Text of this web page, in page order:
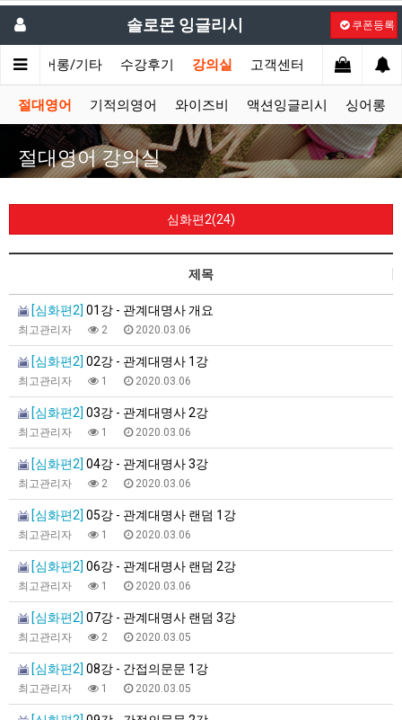
솔로몬 잉글리시 쿠폰등록
싱어롱/기타 수강후기 강의실 고객센터
절대영어 기적의영어 와이즈비 액션잉글리시 싱어롱
절대영어 강의실
심화편2(24)
제목
[심화편2] 01강 - 관계대명사 개요
최고관리자 2 2020.03.06
[심화편2] 02강 - 관계대명사 1강
최고관리자 1 2020.03.06
[심화편2] 03강 - 관계대명사 2강
최고관리자 1 2020.03.06
[심화편2] 04강 - 관계대명사 3강
최고관리자 2 2020.03.06
[심화편2] 05강 - 관계대명사 랜덤 1강
최고관리자 1 2020.03.06
[심화편2] 06강 - 관계대명사 랜덤 2강
최고관리자 1 2020.03.06
[심화편2] 07강 - 관계대명사 랜덤 3강
최고관리자 2 2020.03.05
[심화편2] 08강 - 간접의문문 1강
최고관리자 1 2020.03.05